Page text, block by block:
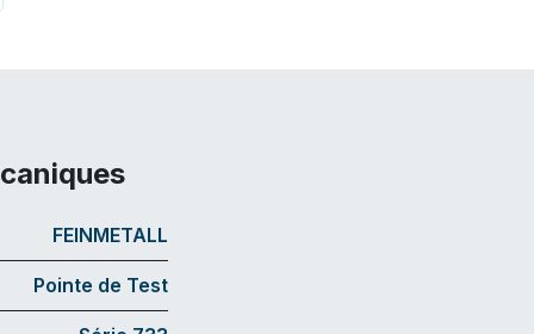
FEINMETALL
Pointe de Test